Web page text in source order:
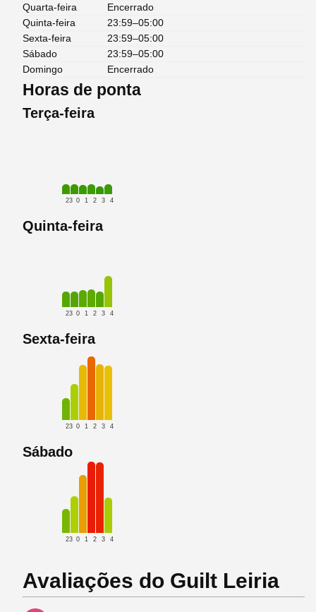
Quarta-feira
Encerrado
Quinta-feira
23:59–05:00
Sexta-feira
23:59–05:00
Sábado
23:59–05:00
Domingo
Encerrado
Horas de ponta
Terça-feira
23 0 1 2 3 4
Quinta-feira
23 0 1 2 3 4
Sexta-feira
23 0 1 2 3 4
Sábado
23 0 1 2 3 4
Avaliações do Guilt Leiria